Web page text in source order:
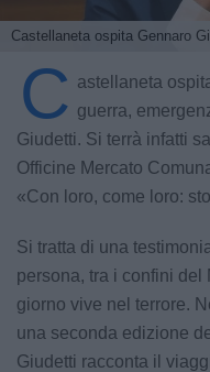
Castellaneta ospita Gennaro
C astellaneta
guerra,
Giudetti. Si terrà infatti
Officine Mercato
«Con loro, come loro:
Si tratta di una
persona, tra i confini del
giorno vive nel terrore.
una seconda edizione
Giudetti racconta il